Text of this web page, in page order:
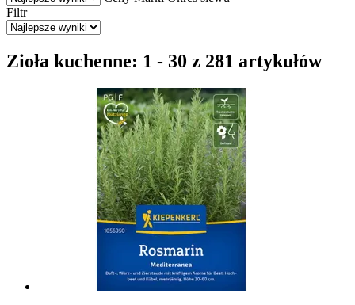
Filtr
Zioła kuchenne: 1 - 30 z 281 artykułów